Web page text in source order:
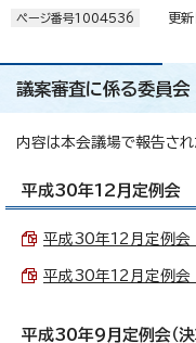
ページ番号1004536 更新
議案審査に係る委員会
内容は本会議場で報告され
平成30年12月定例会
平成30年12月定例
平成30年12月定例会
平成30年9月定例会（決